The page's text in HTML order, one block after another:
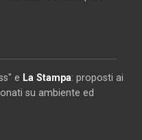
e La Stampa: proposti ai
su ambiente ed